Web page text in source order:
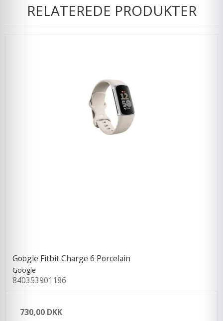
RELATEREDE PRODUKTER
Google Fitbit Charge 6 Porcelain
Google
840353901186
730,00 DKK